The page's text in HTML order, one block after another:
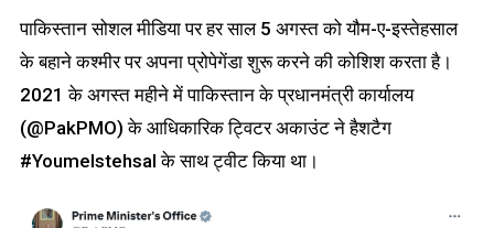
पाकिस्तान सोशल मीडिया पर हर साल 5 अगस्त को यौम-ए-इस्तेहसाल
के बहाने कश्मीर पर अपना प्रोपेगेंडा शुरू करने की कोशिश करता है।
2021 के अगस्त महीने में पाकिस्तान के प्रधानमंत्री कार्यालय
(@PakPMO) के आधिकारिक ट्विटर अकाउंट ने हैशटैग
#YoumeIstehsal के साथ ट्वीट किया था।